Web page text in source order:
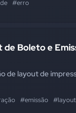
#erro
Boleto e
de layout de
#emissão #layout